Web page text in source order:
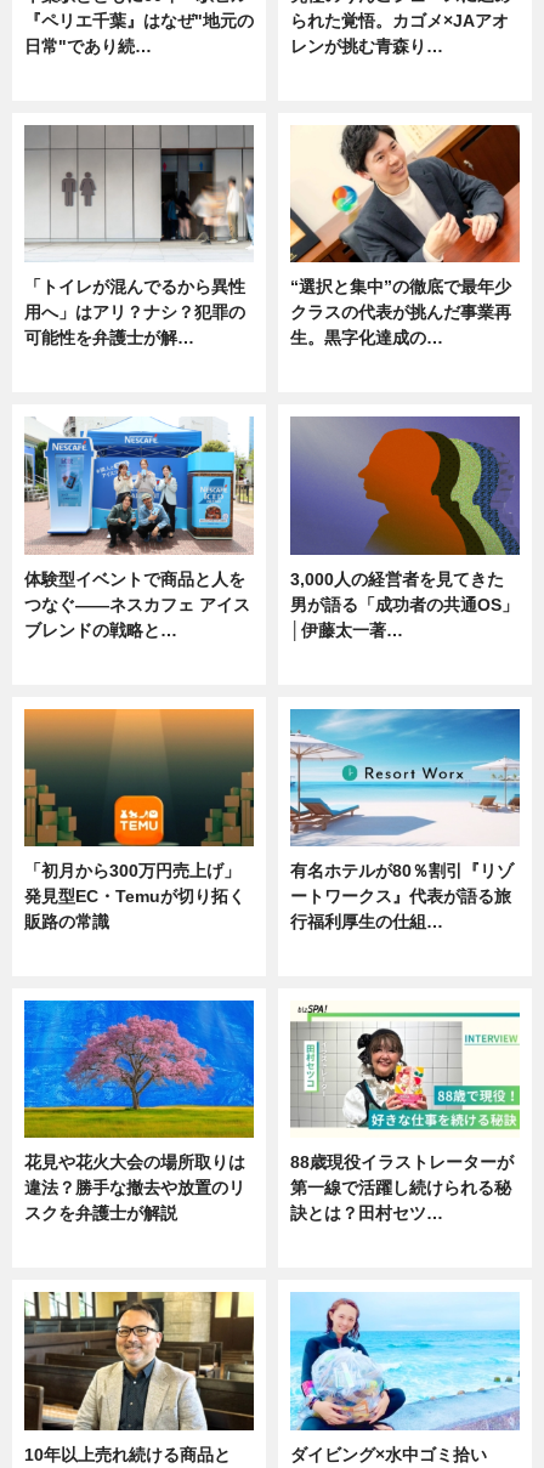
『ペリエ千葉』はなぜ"地元の
日常"であり続…
られた覚悟。カゴメ×JAアオ
レンが挑む青森り…
「トイレが混んでるから異性
用へ」はアリ？ナシ？犯罪の
可能性を弁護士が解…
“選択と集中”の徹底で最年少
クラスの代表が挑んだ事業再
生。黒字化達成の…
体験型イベントで商品と人を
つなぐ――ネスカフェ アイス
ブレンドの戦略と…
3,000人の経営者を見てきた
男が語る「成功者の共通OS」
│伊藤太一著…
「初月から300万円売上げ」
発見型EC・Temuが切り拓く
販路の常識
有名ホテルが80％割引『リゾ
ートワークス』代表が語る旅
行福利厚生の仕組…
花見や花火大会の場所取りは
違法？勝手な撤去や放置のリ
スクを弁護士が解説
88歳現役イラストレーターが
第一線で活躍し続けられる秘
訣とは？田村セツ…
10年以上売れ続ける商品と
ダイビング×水中ゴミ拾い